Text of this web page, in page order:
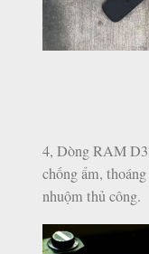
4, Dòng RAM
chống ẩm,
nhuộm thủ công.